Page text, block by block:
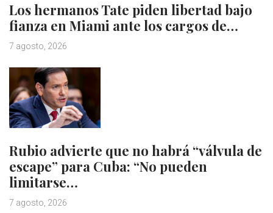
Los hermanos Tate piden libertad bajo
fianza en Miami ante los cargos de…
7 agosto, 2026
Rubio advierte que no habrá “válvula de
escape” para Cuba: “No pueden
limitarse…
7 agosto, 2026